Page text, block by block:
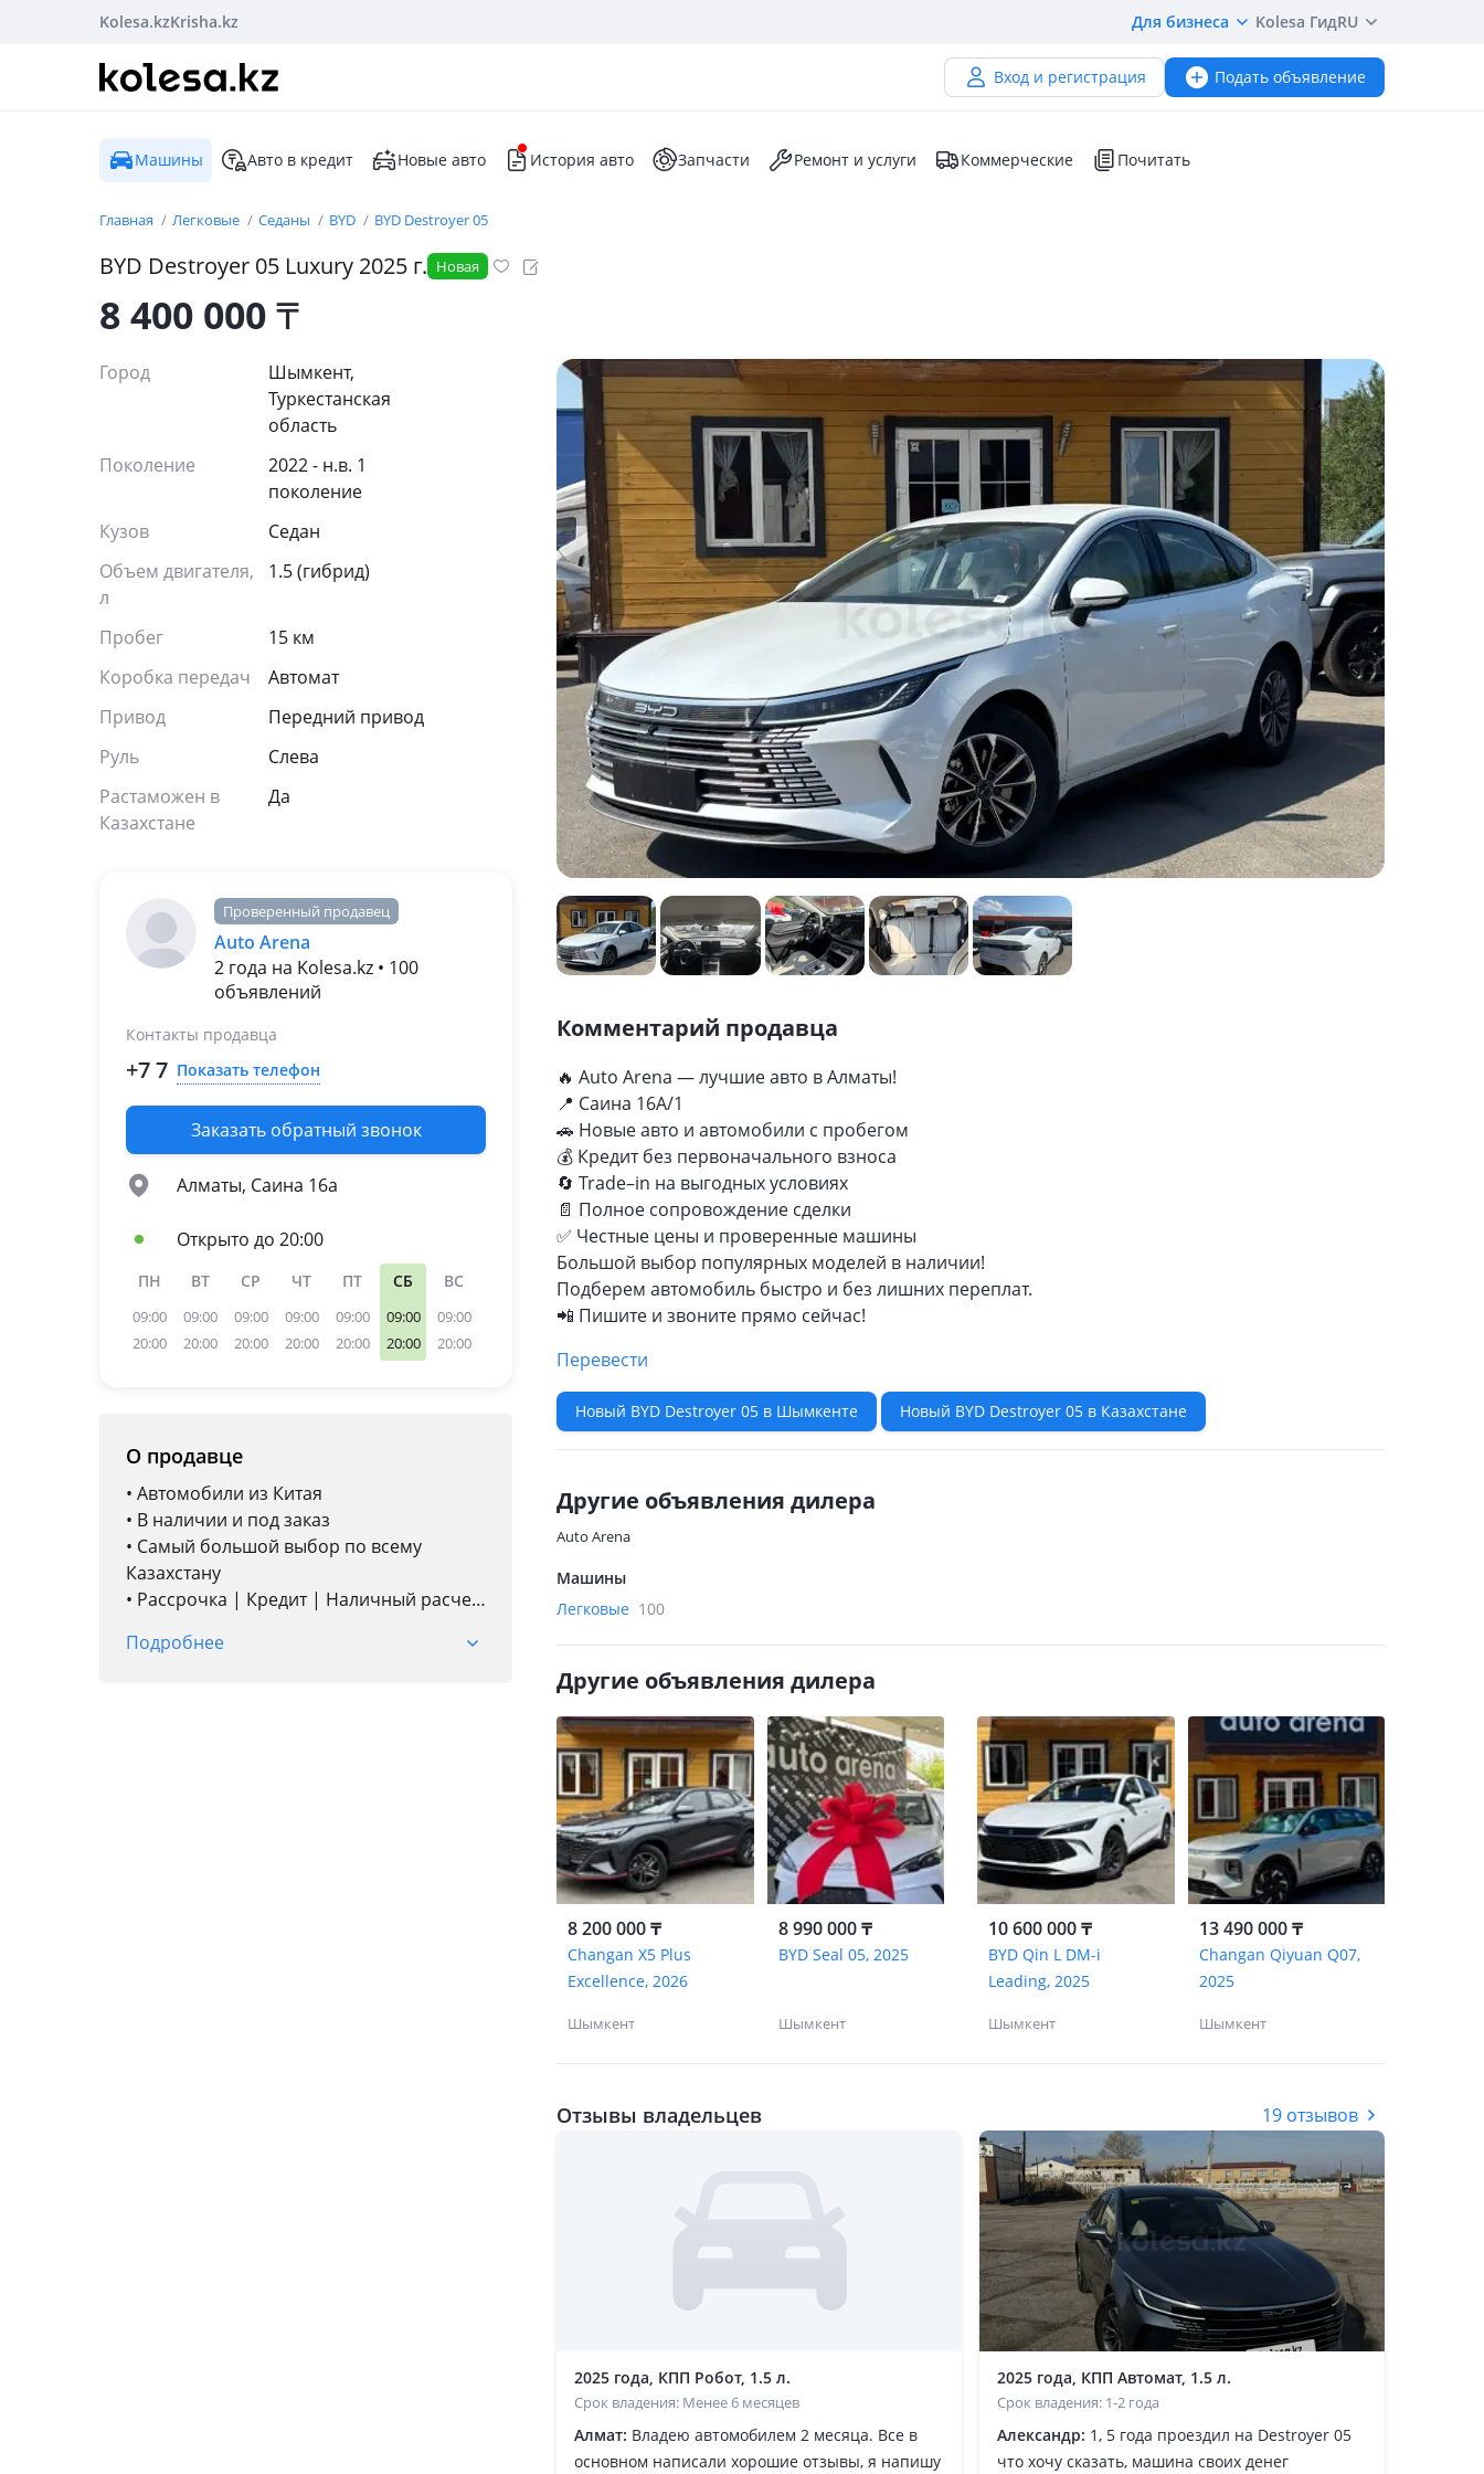
Kolesa.kzKrisha.kz Для бизнеса Kolesa ГидRU
Вход и регистрация Подать объявление
Машины Авто в кредит Новые авто История авто Запчасти Ремонт и услуги Коммерческие Почитать
Главная Легковые Седаны BYD BYD Destroyer 05
BYD Destroyer 05 Luxury 2025 г. Новая
8 400 000₸
Город
Шымкент,
Туркестанская
область
Поколение
2022 - н.в. 1
поколение
Кузов
Седан
Объем двигателя,
л
1.5 (гибрид)
Пробег
15 км
Коробка передач
Автомат
Привод
Передний привод
Руль
Слева
Растаможен в
Казахстане
Да
Проверенный продавец
Auto Arena
2 года на Kolesa.kz • 100
объявлений
Контакты продавца
+7 7 Показать телефон
Заказать обратный звонок
Алматы, Саина 16а
Открыто до 20:00
ПН
09:00
20:00
ВТ
09:00
20:00
СР
09:00
20:00
ЧТ
09:00
20:00
ПТ
09:00
20:00
СБ
09:00
20:00
ВС
09:00
20:00
О продавце
• Автомобили из Китая
• В наличии и под заказ
• Самый большой выбор по всему
Казахстану
• Рассрочка | Кредит | Наличный расчет
• Гибкие условия автокредита
Подробнее
Комментарий продавца
🔥 Auto Arena — лучшие авто в Алматы!
📍 Саина 16А/1
🚗 Новые авто и автомобили с пробегом
💰 Кредит без первоначального взноса
🔄 Trade–in на выгодных условиях
📄 Полное сопровождение сделки
✅ Честные цены и проверенные машины
Большой выбор популярных моделей в наличии!
Подберем автомобиль быстро и без лишних переплат.
📲 Пишите и звоните прямо сейчас!
Перевести
Новый BYD Destroyer 05 в Шымкенте Новый BYD Destroyer 05 в Казахстане
Другие объявления дилера
Auto Arena
Машины
Легковые 100
Другие объявления дилера
8 200 000 ₸
Changan X5 Plus
Excellence, 2026
Шымкент
8 990 000 ₸
BYD Seal 05, 2025
Шымкент
10 600 000 ₸
BYD Qin L DM-i
Leading, 2025
Шымкент
13 490 000 ₸
Changan Qiyuan Q07,
2025
Шымкент
Отзывы владельцев 19 отзывов
2025 года, КПП Робот, 1.5 л.
Срок владения: Менее 6 месяцев
Алмат: Владею автомобилем 2 месяца. Все в
основном написали хорошие отзывы, я напишу
2025 года, КПП Автомат, 1.5 л.
Срок владения: 1-2 года
Александр: 1, 5 года проездил на Destroyer 05
что хочу сказать, машина своих денег